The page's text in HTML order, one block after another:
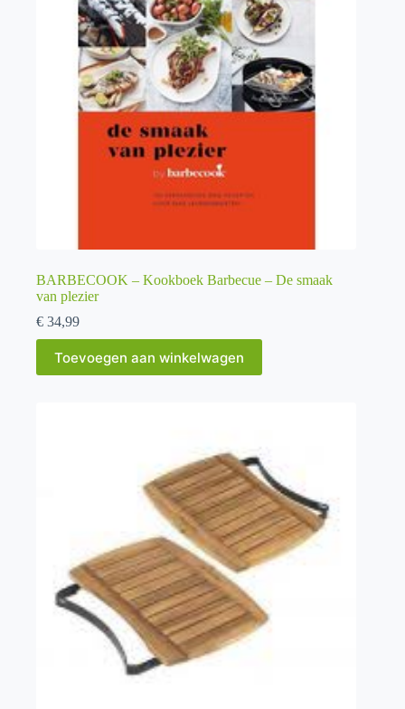
BARBECOOK – Kookboek Barbecue – De smaak
van plezier
€ 34,99
Toevoegen aan winkelwagen